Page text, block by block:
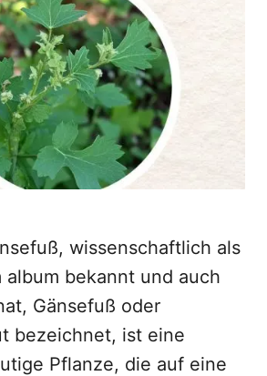
wissenschaftlich als
album bekannt und auch
Gänsefuß oder
bezeichnet, ist eine
Pflanze, die auf eine